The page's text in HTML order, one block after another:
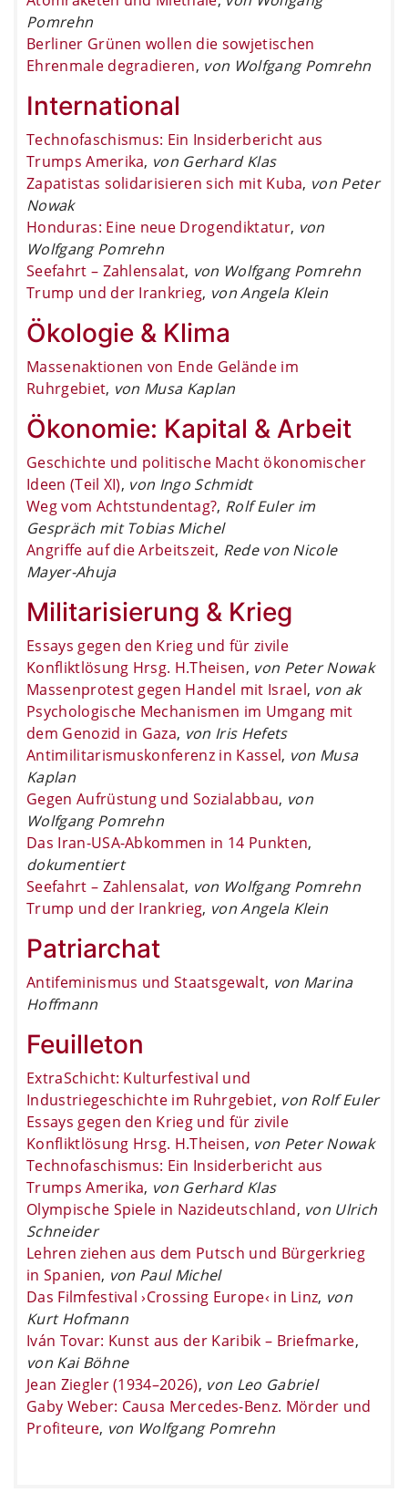
Pomrehn
Berliner Grünen wollen die sowjetischen
Ehrenmale degradieren, von Wolfgang Pomrehn
International
Technofaschismus: Ein Insiderbericht aus
Trumps Amerika, von Gerhard Klas
Zapatistas solidarisieren sich mit Kuba, von Peter
Nowak
Honduras: Eine neue Drogendiktatur, von
Wolfgang Pomrehn
Seefahrt – Zahlensalat, von Wolfgang Pomrehn
Trump und der Irankrieg, von Angela Klein
Ökologie & Klima
Massenaktionen von Ende Gelände im
Ruhrgebiet, von Musa Kaplan
Ökonomie: Kapital & Arbeit
Geschichte und politische Macht ökonomischer
Ideen (Teil XI), von Ingo Schmidt
Weg vom Achtstundentag?, Rolf Euler im
Gespräch mit Tobias Michel
Angriffe auf die Arbeitszeit, Rede von Nicole
Mayer-Ahuja
Militarisierung & Krieg
Essays gegen den Krieg und für zivile
Konfliktlösung Hrsg. H.Theisen, von Peter Nowak
Massenprotest gegen Handel mit Israel, von ak
Psychologische Mechanismen im Umgang mit
dem Genozid in Gaza, von Iris Hefets
Antimilitarismuskonferenz in Kassel, von Musa
Kaplan
Gegen Aufrüstung und Sozialabbau, von
Wolfgang Pomrehn
Das Iran-USA-Abkommen in 14 Punkten,
dokumentiert
Seefahrt – Zahlensalat, von Wolfgang Pomrehn
Trump und der Irankrieg, von Angela Klein
Patriarchat
Antifeminismus und Staatsgewalt, von Marina
Hoffmann
Feuilleton
ExtraSchicht: Kulturfestival und
Industriegeschichte im Ruhrgebiet, von Rolf Euler
Essays gegen den Krieg und für zivile
Konfliktlösung Hrsg. H.Theisen, von Peter Nowak
Technofaschismus: Ein Insiderbericht aus
Trumps Amerika, von Gerhard Klas
Olympische Spiele in Nazideutschland, von Ulrich
Schneider
Lehren ziehen aus dem Putsch und Bürgerkrieg
in Spanien, von Paul Michel
Das Filmfestival ›Crossing Europe‹ in Linz, von
Kurt Hofmann
Iván Tovar: Kunst aus der Karibik – Briefmarke,
von Kai Böhne
Jean Ziegler (1934–2026), von Leo Gabriel
Gaby Weber: Causa Mercedes-Benz. Mörder und
Profiteure, von Wolfgang Pomrehn